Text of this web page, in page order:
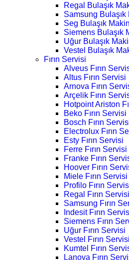
Regal Bulaşık
Samsung
Seg Bulaşık
Siemens Bulaşık
Uğur Bulaşık
Vestel Bulaşık
Fırın Servisi
Alveus Fırın
Altus Fırın Servisi
Arnova Fırın
Arçelik Fırın
Hotpoint Ariston
Beko Fırın Servisi
Bosch Fırın
Electrolux Fırın
Esty Fırın Servisi
Ferre Fırın Servisi
Franke Fırın
Hoover Fırın
Miele Fırın Servisi
Profilo Fırın
Regal Fırın Servisi
Samsung Fırın
Indesit Fırın
Siemens Fırın
Uğur Fırın Servisi
Vestel Fırın Servisi
Kumtel Fırın
Lanova Fırın